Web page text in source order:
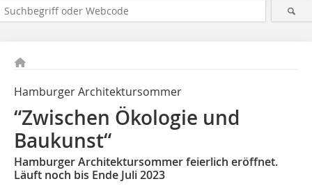
Hamburger Architektursommer
“Zwischen Ökologie und
Baukunst“
Hamburger Architektursommer feierlich eröffnet.
Läuft noch bis Ende Juli 2023